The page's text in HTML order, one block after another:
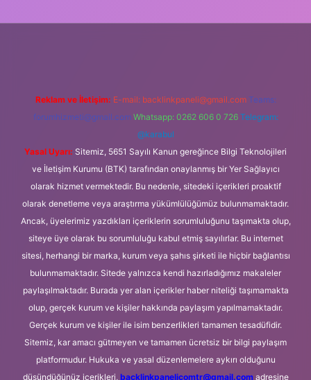
Reklam ve İletişim: E-mail: backlinkpaneli@gmail.com Teams:
forumhizmeti@gmail.com Whatsapp: 0262 606 0 726 Telegram:
@karabul
Yasal Uyarı: Sitemiz, 5651 Sayılı Kanun gereğince Bilgi Teknolojileri
ve İletişim Kurumu (BTK) tarafından onaylanmış bir Yer Sağlayıcı
olarak hizmet vermektedir. Bu nedenle, sitedeki içerikleri proaktif
olarak denetleme veya araştırma yükümlülüğümüz bulunmamaktadır.
Ancak, üyelerimiz yazdıkları içeriklerin sorumluluğunu taşımakta olup,
siteye üye olarak bu sorumluluğu kabul etmiş sayılırlar. Bu internet
sitesi, herhangi bir marka, kurum veya şahıs şirketi ile hiçbir bağlantısı
bulunmamaktadır. Sitede yalnızca kendi hazırladığımız makaleler
paylaşılmaktadır. Burada yer alan içerikler haber niteliği taşımamakta
olup, gerçek kurum ve kişiler hakkında paylaşım yapılmamaktadır.
Gerçek kurum ve kişiler ile isim benzerlikleri tamamen tesadüfidir.
Sitemiz, kar amacı gütmeyen ve tamamen ücretsiz bir bilgi paylaşım
platformudur. Hukuka ve yasal düzenlemelere aykırı olduğunu
düşündüğünüz içerikleri, backlinkpanelicomtr@gmail.comadresine